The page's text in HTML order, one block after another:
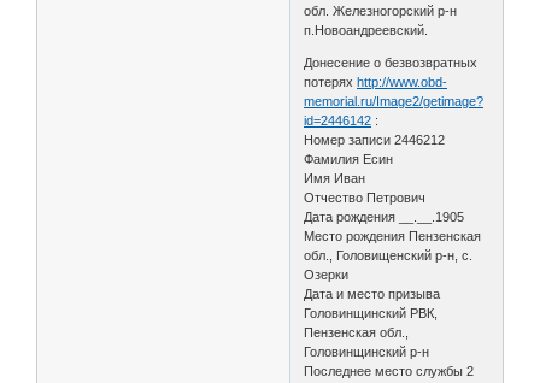
обл. Железногорский р-н
п.Новоандреевский.
Донесение о безвозвратных
потеряхhttp://www.obd-
memorial.ru/Image2/getimage?
id=2446142 :
Номер записи 2446212
Фамилия Есин
Имя Иван
Отчество Петрович
Дата рождения __.__.1905
Место рождения Пензенская
обл., Головищенский р-н, с.
Озерки
Дата и место призыва
Головинщинский РВК,
Пензенская обл.,
Головинщинский р-н
Последнее место службы 2